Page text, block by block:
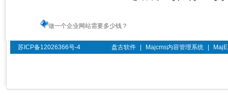
做一个企业网站需要多少钱？
苏ICP备12026366号-4 盘古软件 Majcms内容管理系统